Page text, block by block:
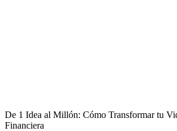
De 1 Idea al Millón: Cómo Transformar tu
Financiera